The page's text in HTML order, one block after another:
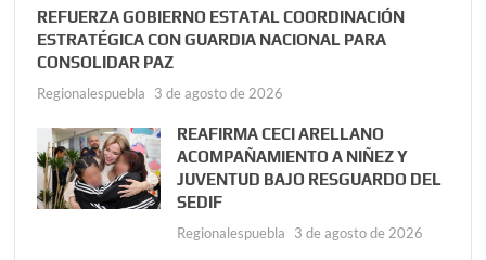
REFUERZA GOBIERNO ESTATAL COORDINACIÓN
ESTRATÉGICA CON GUARDIA NACIONAL PARA
CONSOLIDAR PAZ
Regionalespuebla 3 de agosto de 2026
REAFIRMA CECI ARELLANO
ACOMPAÑAMIENTO A NIÑEZ Y
JUVENTUD BAJO RESGUARDO DEL
SEDIF
Regionalespuebla 3 de agosto de 2026